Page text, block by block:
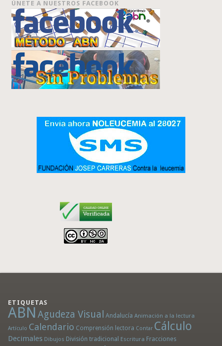
ÚNETE A NUESTROS FACEBOOK
ETIQUETAS
ABN Agudeza Visual Andalucía Animación a la lectura
Artículo Calendario Comprensión lectora Contar Cálculo
Decimales Dibujos División tradicional Escritura Fracciones